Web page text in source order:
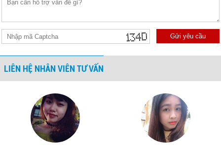
Gửi yêu cầu
LIÊN HỆ NHÂN VIÊN TƯ VẤN